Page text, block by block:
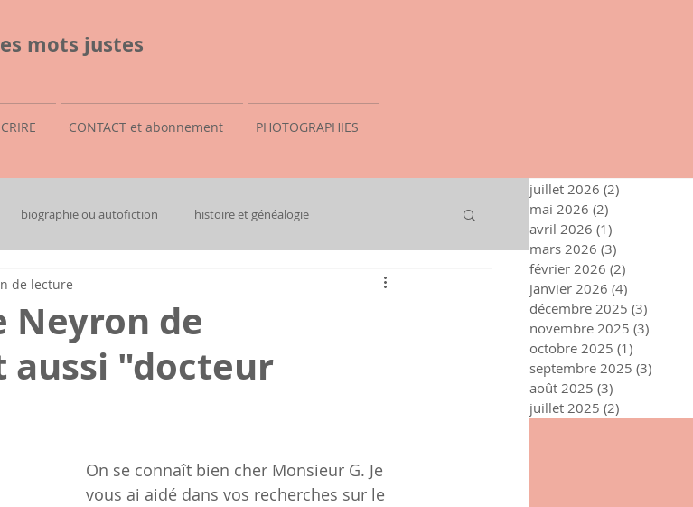
mots justes
CONTACT et abonnement PHOTOGRAPHIES
biographie ou autofiction histoire et généalogie
Neyron de
aussi "docteur
de lecture
On se connaît bien cher Monsieur G. Je
vous ai aidé dans vos recherches sur le
juillet 2026 (2)
mai 2026 (2)
avril 2026 (1)
mars 2026 (3)
février 2026 (2)
janvier 2026 (4)
décembre 2025 (3)
novembre 2025 (3)
octobre 2025 (1)
septembre 2025 (3)
août 2025 (3)
juillet 2025 (2)